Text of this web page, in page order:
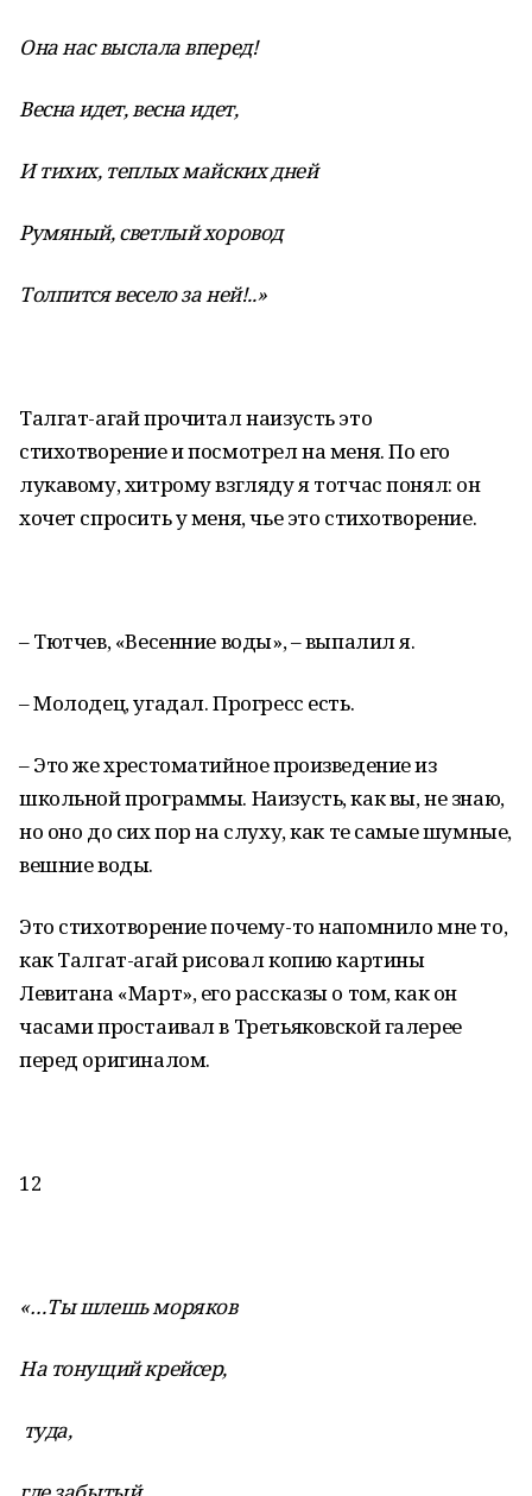
Она нас выслала вперед!
Весна идет, весна идет,
И тихих, теплых майских дней
Румяный, светлый хоровод
Толпится весело за ней!..»
Талгат-агай прочитал наизусть это
стихотворение и посмотрел на меня. По его
лукавому, хитрому взгляду я тотчас понял: он
хочет спросить у меня, чье это стихотворение.
– Тютчев, «Весенние воды», – выпалил я.
– Молодец, угадал. Прогресс есть.
– Это же хрестоматийное произведение из
школьной программы. Наизусть, как вы, не знаю,
но оно до сих пор на слуху, как те самые шумные,
вешние воды.
Это стихотворение почему-то напомнило мне то,
как Талгат-агай рисовал копию картины
Левитана «Март», его рассказы о том, как он
часами простаивал в Третьяковской галерее
перед оригиналом.
12
«…Ты шлешь моряков
На тонущий крейсер,
туда,